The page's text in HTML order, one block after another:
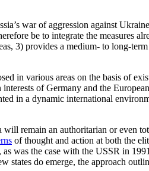
war of aggression against
be to integrate the measures
3) provides a medium- to long-
in various areas on the basis of
interests of Germany and the
in a dynamic international
will remain an authoritarian or even
of thought and action at both the
was the case with the USSR in
states do emerge, the approach